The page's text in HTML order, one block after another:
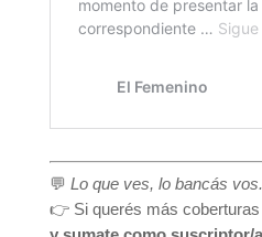
💬 Lo que ves, lo bancás vos.
👉 Si querés más